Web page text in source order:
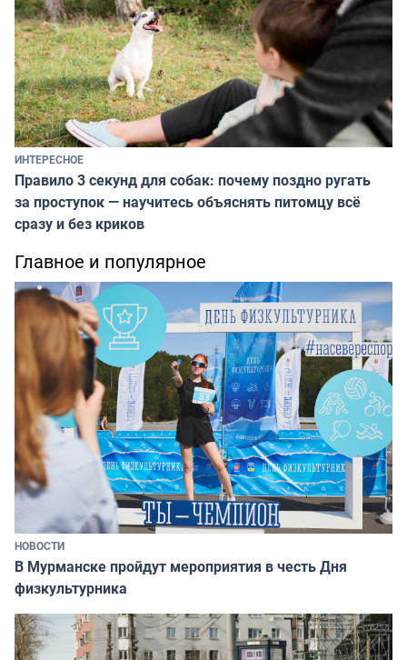
ИНТЕРЕСНОЕ
Правило 3 секунд для собак: почему поздно ругать
за проступок — научитесь объяснять питомцу всё
сразу и без криков
Главное и популярное
НОВОСТИ
В Мурманске пройдут мероприятия в честь Дня
физкультурника